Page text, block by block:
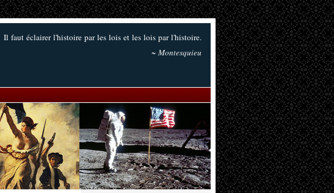
Il faut éclairer l'histoire par les lois et les lois par l'histoire.
~ Montesquieu